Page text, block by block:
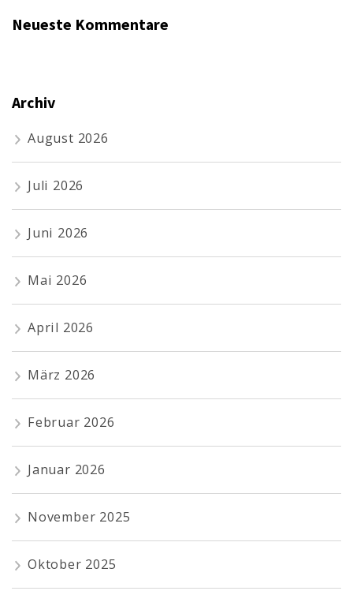
Neueste Kommentare
Archiv
August 2026
Juli 2026
Juni 2026
Mai 2026
April 2026
März 2026
Februar 2026
Januar 2026
November 2025
Oktober 2025